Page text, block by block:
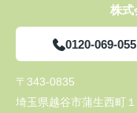
株式
0120-069-055
〒343-0835
埼玉県越谷市蒲生西町